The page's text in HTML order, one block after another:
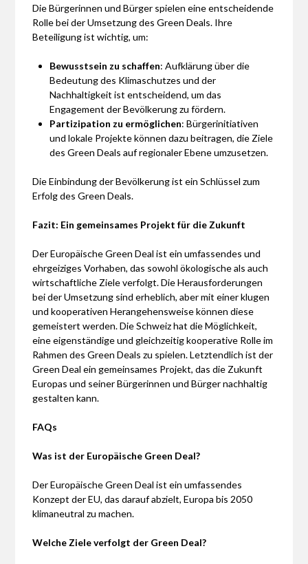
Die Bürgerinnen und Bürger spielen eine entscheidende
Rolle bei der Umsetzung des Green Deals. Ihre
Beteiligung ist wichtig, um:
Bewusstsein zu schaffen: Aufklärung über die
Bedeutung des Klimaschutzes und der
Nachhaltigkeit ist entscheidend, um das
Engagement der Bevölkerung zu fördern.
Partizipation zu ermöglichen: Bürgerinitiativen
und lokale Projekte können dazu beitragen, die Ziele
des Green Deals auf regionaler Ebene umzusetzen.
Die Einbindung der Bevölkerung ist ein Schlüssel zum
Erfolg des Green Deals.
Fazit: Ein gemeinsames Projekt für die Zukunft
Der Europäische Green Deal ist ein umfassendes und
ehrgeiziges Vorhaben, das sowohl ökologische als auch
wirtschaftliche Ziele verfolgt. Die Herausforderungen
bei der Umsetzung sind erheblich, aber mit einer klugen
und kooperativen Herangehensweise können diese
gemeistert werden. Die Schweiz hat die Möglichkeit,
eine eigenständige und gleichzeitig kooperative Rolle im
Rahmen des Green Deals zu spielen. Letztendlich ist der
Green Deal ein gemeinsames Projekt, das die Zukunft
Europas und seiner Bürgerinnen und Bürger nachhaltig
gestalten kann.
FAQs
Was ist der Europäische Green Deal?
Der Europäische Green Deal ist ein umfassendes
Konzept der EU, das darauf abzielt, Europa bis 2050
klimaneutral zu machen.
Welche Ziele verfolgt der Green Deal?